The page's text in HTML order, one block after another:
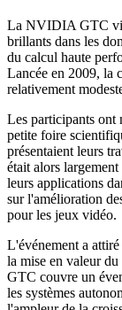
La NVIDIA GTC
brillants dans les
du calcul haute
Lancée en 2009, la
relativement
Les participants ont
petite foire
présentaient leurs
était alors
leurs applications
sur l'amélioration
pour les jeux vidéo.
L'événement a
la mise en valeur du
GTC couvre un
les systèmes